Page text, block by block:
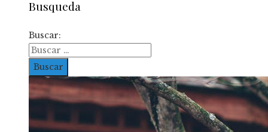
Busqueda
Buscar: